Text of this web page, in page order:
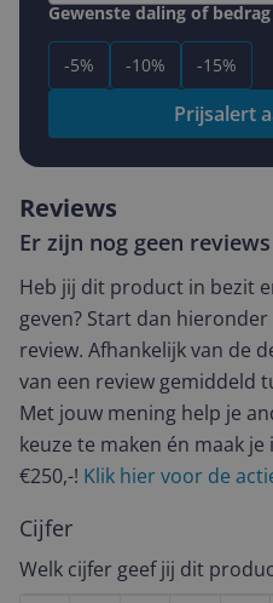
Gewenste daling of bedrag
-5% -10% -15%
Prijsalert
Reviews
Er zijn nog geen
Heb jij dit product in bezit
geven? Start dan
review. Afhankelijk van de
van een review gemiddeld
Met jouw mening help je
keuze te maken én maak
€250,-! Klik hier voor de
Cijfer
Welk cijfer geef jij dit